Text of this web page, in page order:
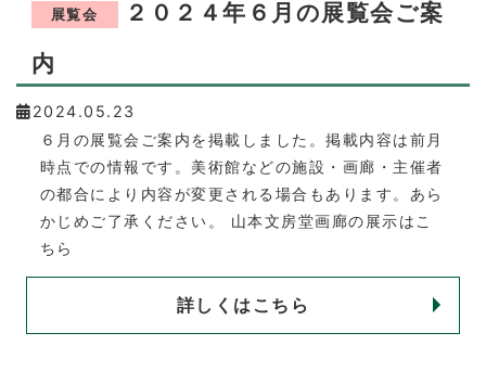
展覧会
２０２４年６月の展覧会ご案
内
2024.05.23
６月の展覧会ご案内を掲載しました。掲載内容は前月
時点での情報です。美術館などの施設・画廊・主催者
の都合により内容が変更される場合もあります。あら
かじめご了承ください。 山本文房堂画廊の展示はこ
ちら
詳しくはこちら